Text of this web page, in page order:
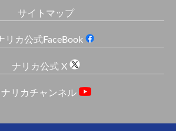
サイトマップ
リカ公式FaceBook
ナリカ公式 X
ナリカチャンネル